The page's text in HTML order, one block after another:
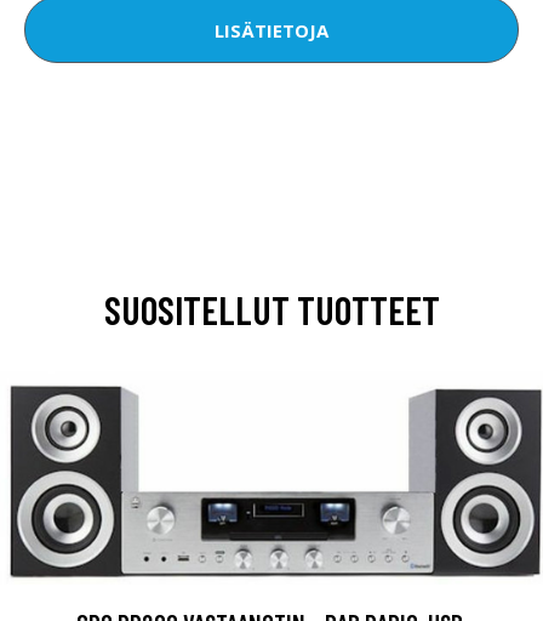
LISÄTIETOJA
SUOSITELLUT TUOTTEET